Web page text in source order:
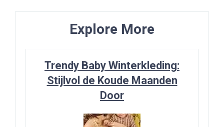
Explore More
Trendy Baby Winterkleding:
Stijlvol de Koude Maanden
Door